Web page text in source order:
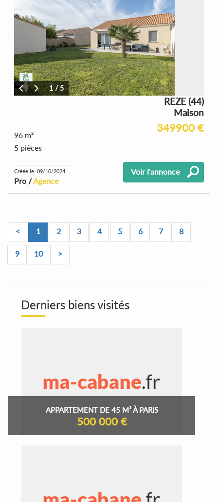
1/5
REZE (44)
Maison
349900 €
96 m²
5 pièces
Créée le: 09/10/2024
Pro /Agence
Voir l'annonce
< 1 2 3 4 5 6 7 8
9 10 >
Derniers biens visités
APPARTEMENT DE 45 M² À PARIS
500 000 €